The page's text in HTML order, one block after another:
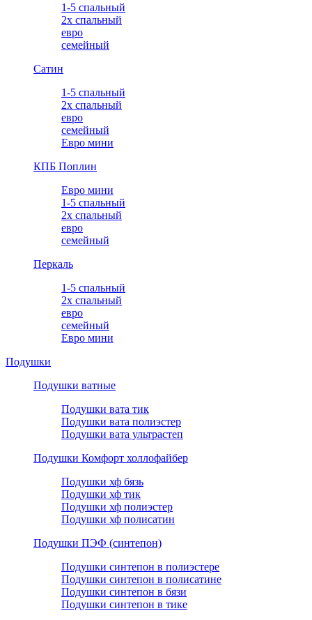
1-5 спальный
2х спальный
евро
семейный
Сатин
1-5 спальный
2х спальный
евро
семейный
Евро мини
КПБ Поплин
Евро мини
1-5 спальный
2х спальный
евро
семейный
Перкаль
1-5 спальный
2х спальный
евро
семейный
Евро мини
Подушки
Подушки ватные
Подушки вата тик
Подушки вата полиэстер
Подушки вата ультрастеп
Подушки Комфорт холлофайбер
Подушки хф бязь
Подушки хф тик
Подушки хф полиэстер
Подушки хф полисатин
Подушки ПЭФ (синтепон)
Подушки синтепон в полиэстере
Подушки синтепон в полисатине
Подушки синтепон в бязи
Подушки синтепон в тике